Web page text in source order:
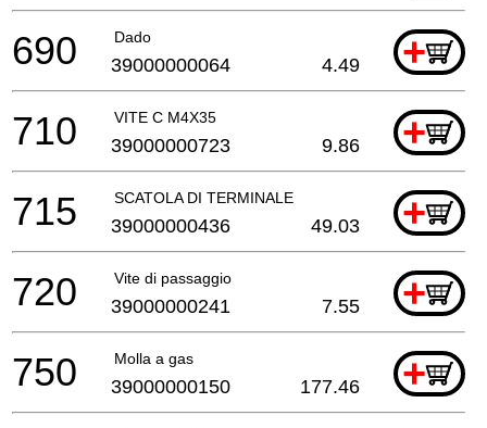
Dado +
690 39000000064 4.49
VITE C M4X35 +
710 39000000723 9.86
SCATOLA DI TERMINALE +
715 39000000436 49.03
Vite di passaggio +
720 39000000241 7.55
Molla a gas +
750 39000000150 177.46